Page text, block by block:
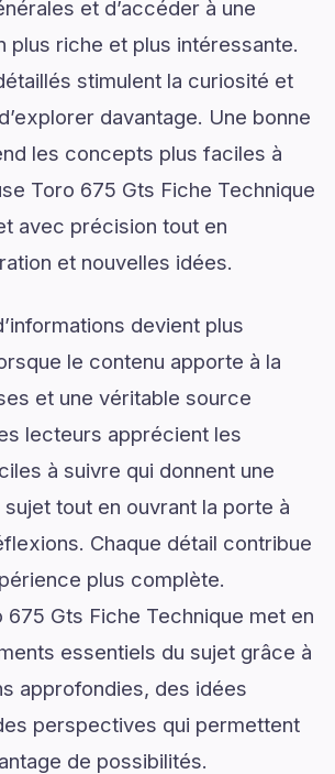
et d’accéder à une
plus riche et plus intéressante.
stimulent la curiosité et
davantage. Une bonne
les concepts plus faciles à
Toro 675 Gts Fiche Technique
avec précision tout en
et nouvelles idées.
devient plus
le contenu apporte à la
et une véritable source
lecteurs apprécient les
à suivre qui donnent une
tout en ouvrant la porte à
Chaque détail contribue
plus complète.
675 Gts Fiche Technique met en
essentiels du sujet grâce à
approfondies, des idées
perspectives qui permettent
de possibilités.